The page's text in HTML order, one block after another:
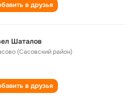
в друзья
Шаталов
(Сасовский район)
в друзья